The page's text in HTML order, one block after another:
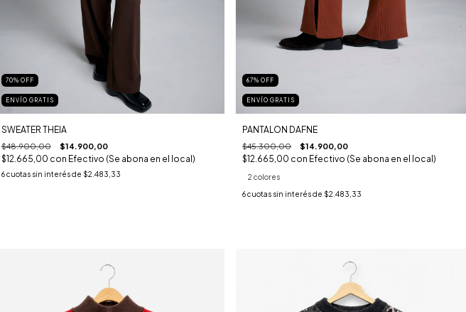
70% OFF
ENVÍO GRATIS
SWEATER THEIA
$48.900,00 $14.900,00
$12.665,00 con Efectivo (Se abona en el local)
6 cuotas sin interés de $2.483,33
67%OFF
ENVÍO GRATIS
PANTALON DAFNE
$45.300,00 $14.900,00
$12.665,00 con Efectivo (Se abona en el local)
2 colores
6cuotas sin interés de $2.483,33